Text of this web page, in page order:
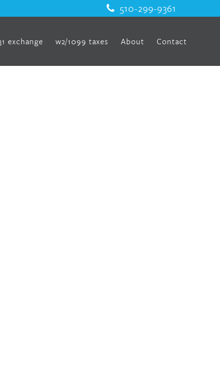
510-299-9361
exchange w2/1099 taxes About Contact